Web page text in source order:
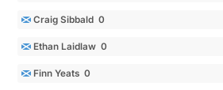
Craig Sibbald 0
Ethan Laidlaw 0
Finn Yeats 0